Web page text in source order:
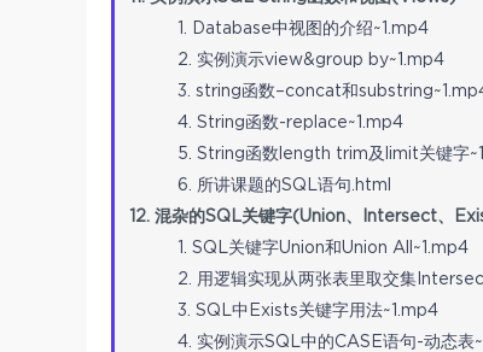
1. Database中视图的介绍~1.mp4
2. 实例演示view&group by~1.mp4
3. string函数–concat和
4. String函数-replace~1.mp4
5. String函数length trim及limit关键字
6. 所讲课题的SQL语句.html
12. 混杂的SQL关键字(Union、Intersect、
1. SQL关键字Union和Union All~1.mp4
2. 用逻辑实现从两张表里取交集
3. SQL中Exists关键字用法~1.mp4
4. 实例演示SQL中的CASE语句-动态表